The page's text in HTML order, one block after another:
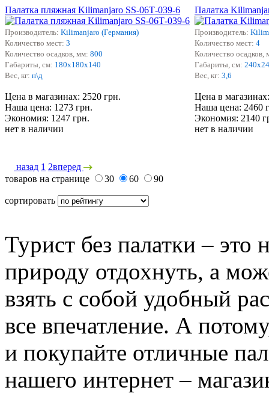
Палатка пляжная Kilimanjaro SS-06Т-039-6
Производитель: Kilimanjaro (Германия)
Количество мест: 3
Количество осадков, мм: 800
Габариты, см: 180х180х140
Вес, кг: н\д
Цена в магазинах: 2520 грн.
Наша цена: 1273 грн.
Экономия: 1247 грн.
нет в наличии
Палатка
Производитель:
Количество мест: 4
Количество осадков,
Габариты, см:
Вес, кг: 3,6
Цена в
Наша цена: 2460
Экономия: 2140
нет в наличии
назад 1 2вперед
товаров на странице
30 60 90
сортировать
Турист без палатки – это
природу отдохнуть, а
взять с собой удобный
все впечатление. А
и покупайте отличные
нашего интернет –